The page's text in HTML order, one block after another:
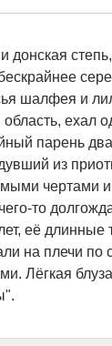
шалфея и
ехал
парень
из
чертами
то
её
на плечи
Лёгкая